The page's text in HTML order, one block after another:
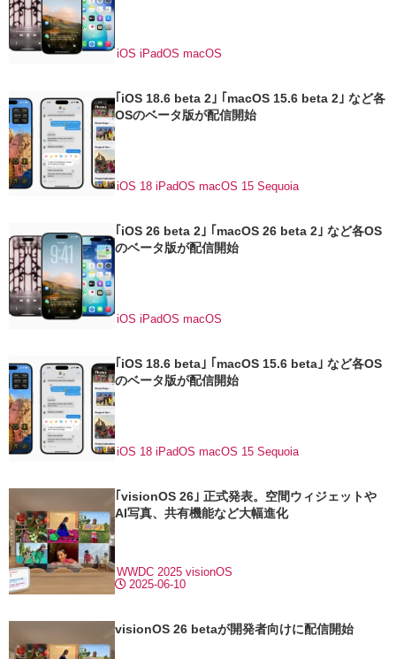
iOS iPadOS macOS
｢iOS 18.6 beta 2｣ ｢macOS 15.6 beta 2｣ など各
OSのベータ版が配信開始
iOS 18 iPadOS macOS 15 Sequoia
｢iOS 26 beta 2｣ ｢macOS 26 beta 2｣ など各OS
のベータ版が配信開始
iOS iPadOS macOS
｢iOS 18.6 beta｣ ｢macOS 15.6 beta｣ など各OS
のベータ版が配信開始
iOS 18 iPadOS macOS 15 Sequoia
｢visionOS 26｣ 正式発表。空間ウィジェットや
AI写真、共有機能など大幅進化
2025-06-10
WWDC 2025 visionOS
visionOS 26 betaが開発者向けに配信開始